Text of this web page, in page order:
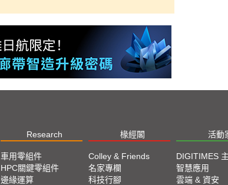
Research 椽經閣 活動
車用零組件
HPC關鍵零組件
邊緣運算
Colley & Friends
名家專欄
科技行腳
DIGITIMES
智慧應用
雲端 & 資安